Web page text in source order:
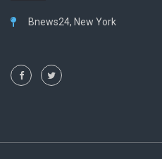
Bnews24, New York